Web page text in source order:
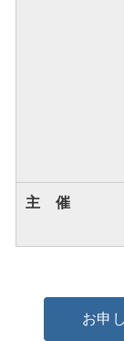
主 催
お申